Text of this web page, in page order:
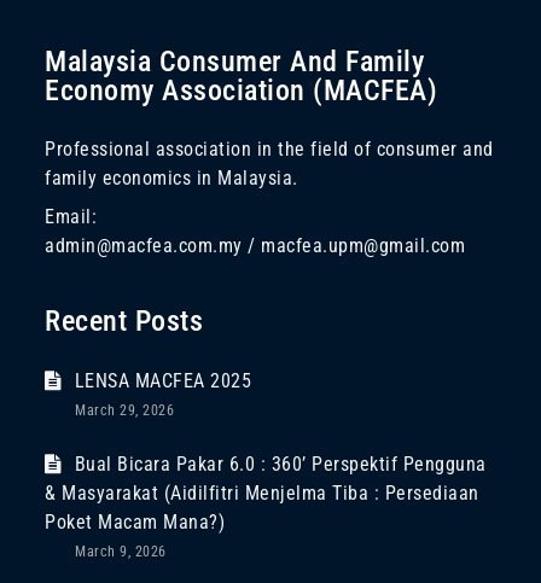
Malaysia Consumer And Family
Economy Association (MACFEA)
Professional association in the field of consumer and
family economics in Malaysia.
Email:
admin@macfea.com.my / macfea.upm@gmail.com
Recent Posts
LENSA MACFEA 2025
March 29, 2026
Bual Bicara Pakar 6.0 : 360’ Perspektif Pengguna
& Masyarakat (Aidilfitri Menjelma Tiba : Persediaan
Poket Macam Mana?)
March 9, 2026